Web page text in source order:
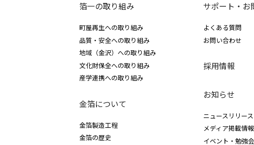
箔一の取り組み
町屋再生への取り組み
品質・安全への取り組み
地域（金沢）への取り組み
文化財保全への取り組み
産学連携への取り組み
金箔について
金箔製造工程
金箔の歴史
サポート・お
よくある質問
お問い合わせ
採用情報
お知らせ
ニュースリリース
メディア掲載情報
イベント・勉強